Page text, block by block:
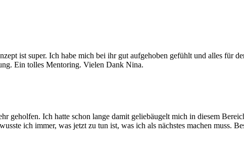
ist super. Ich habe mich bei ihr gut aufgehoben gefühlt und alles für
Ein tolles Mentoring. Vielen Dank Nina.
geholfen. Ich hatte schon lange damit geliebäugelt mich in diesem
ich immer, was jetzt zu tun ist, was ich als nächstes machen muss.